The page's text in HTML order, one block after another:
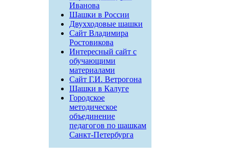
Иванова
Шашки в России
Двухходовые шашки
Сайт Владимира
Ростовикова
Интересный сайт с
обучающими
материалами
Сайт Г.И. Ветрогона
Шашки в Калуге
Городское
методическое
объединение
педагогов по шашкам
Санкт-Петербурга